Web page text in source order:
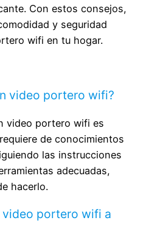
o fuentes
irreversibles al
de energía
】Para que el
el videoportero, se
cerradura deben
segundo, la
eléctrico o
los 12 V/1,1
este valor (12
del usuario
se reproduce,
desea. Admite
G, no incluidas en
3 en 1】Puede
o la tarjeta
en la caja,
de los
IP65】 Diseño
en caso de
y nieve
de preocuparse
Con estos consejos,
y seguridad
wifi en tu hogar.
video portero wifi?
video portero wifi es
de conocimientos
las instrucciones
adecuadas,
hacerlo.
video portero wifi a